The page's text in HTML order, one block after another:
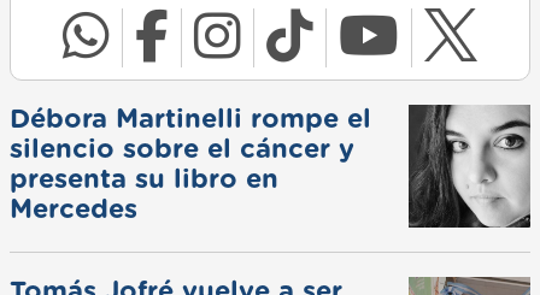
Débora Martinelli rompe el
silencio sobre el cáncer y
presenta su libro en
Mercedes